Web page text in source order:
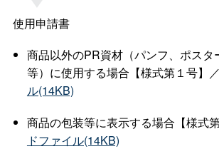
使用申請書
商品以外のPR資材（パンフ、ポスタ
等）に使用する場合【様式第１号】／
ル(14KB)
商品の包装等に表示する場合【様式
ドファイル(14KB)